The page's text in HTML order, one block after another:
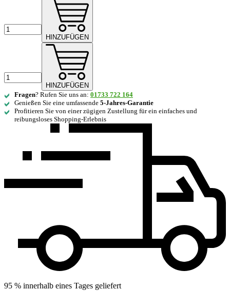
HINZUFÜGEN
HINZUFÜGEN
Fragen? Rufen Sie uns an: 01733 722 164
Genießen Sie eine umfassende 5-Jahres-Garantie
Profitieren Sie von einer zügigen Zustellung für ein einfaches und
reibungsloses Shopping-Erlebnis
95 % innerhalb eines Tages geliefert